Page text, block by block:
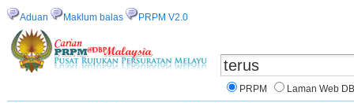
Aduan Maklum balas PRPM V2.0
PRPM Laman Web